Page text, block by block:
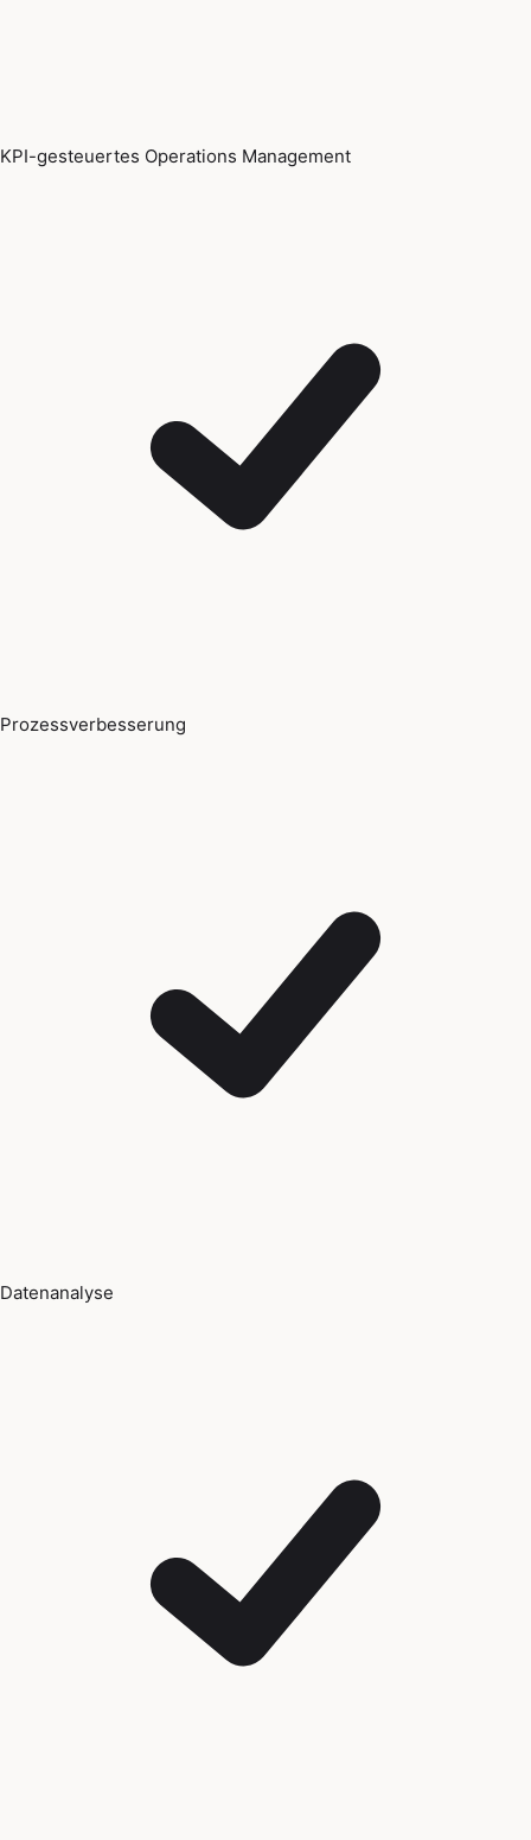
KPI-gesteuertes Operations Management
Prozessverbesserung
Datenanalyse